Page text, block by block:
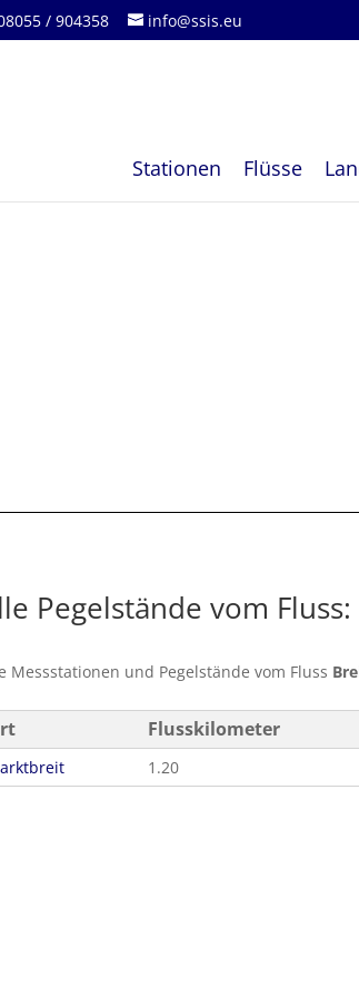
/ 904358 info@ssis.eu
Stationen Flüsse
Pegelstände vom Fluss:
Messstationen und Pegelstände vom Fluss
Flusskilometer
1.20